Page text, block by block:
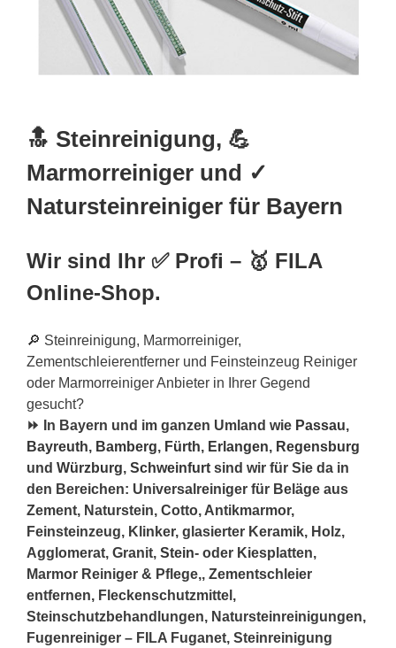
🔝 Steinreinigung, 💪
Marmorreiniger und ✓
Natursteinreiniger für Bayern
Wir sind Ihr ✅ Profi – 🥇 FILA
Online-Shop.
🔎 Steinreinigung, Marmorreiniger,
Zementschleierentferner und Feinsteinzeug Reiniger
oder Marmorreiniger Anbieter in Ihrer Gegend
gesucht?
⏩ In Bayern und im ganzen Umland wie Passau,
Bayreuth, Bamberg, Fürth, Erlangen, Regensburg
und Würzburg, Schweinfurt sind wir für Sie da in
den Bereichen: Universalreiniger für Beläge aus
Zement, Naturstein, Cotto, Antikmarmor,
Feinsteinzeug, Klinker, glasierter Keramik, Holz,
Agglomerat, Granit, Stein- oder Kiesplatten,
Marmor Reiniger & Pflege,, Zementschleier
entfernen, Fleckenschutzmittel,
Steinschutzbehandlungen, Natursteinreinigungen,
Fugenreiniger – FILA Fuganet, Steinreinigung